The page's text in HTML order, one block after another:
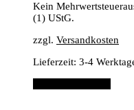
Kein
(1) UStG.
zzgl. Versandkosten
Lieferzeit: 3-4